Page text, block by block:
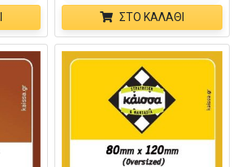
ΣΤΟ ΚΑΛΆΘΙ